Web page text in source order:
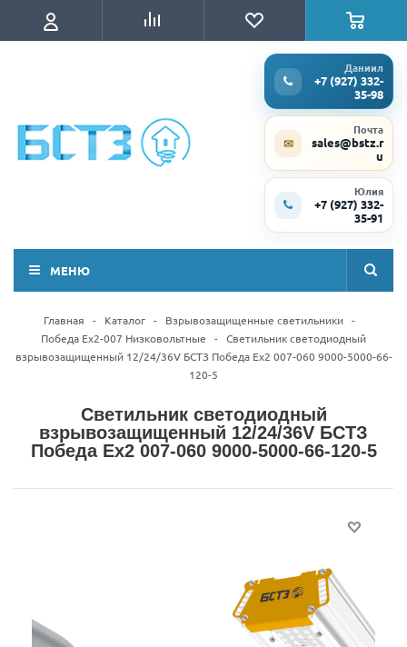
Даниил
+7 (927) 332-
35-98
✉
Почта
sales@bstz.r
u
Юлия
+7 (927) 332-
35-91
МЕНЮ
Главная - Каталог - Взрывозащищенные светильники -
Победа Ex2-007 Низковольтные
- Светильник светодиодный
взрывозащищенный 12/24/36V БСТЗ Победа Ex2 007-060 9000-5000-66-
120-5
Светильник светодиодный
взрывозащищенный 12/24/36V БСТЗ
Победа Ex2 007-060 9000-5000-66-120-5